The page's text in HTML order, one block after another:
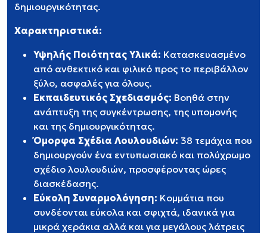
δημιουργικότητας.
Χαρακτηριστικά:
Υψηλής Ποιότητας Υλικά: Κατασκευασμένο
από ανθεκτικό και φιλικό προς το περιβάλλον
ξύλο, ασφαλές για όλους.
Εκπαιδευτικός Σχεδιασμός: Βοηθά στην
ανάπτυξη της συγκέντρωσης, της υπομονής
και της δημιουργικότητας.
Όμορφα Σχέδια Λουλουδιών: 38 τεμάχια που
δημιουργούν ένα εντυπωσιακό και πολύχρωμο
σχέδιο λουλουδιών, προσφέροντας ώρες
διασκέδασης.
Εύκολη Συναρμολόγηση: Κομμάτια που
συνδέονται εύκολα και σφιχτά, ιδανικά για
μικρά χεράκια αλλά και για μεγάλους λάτρεις